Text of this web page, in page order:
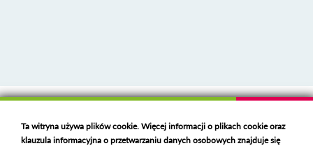
Deklaracja dostępności
Ta witryna używa plików cookie. Więcej informacji o plikach cookie oraz
klauzula informacyjna o przetwarzaniu danych osobowych znajduje się